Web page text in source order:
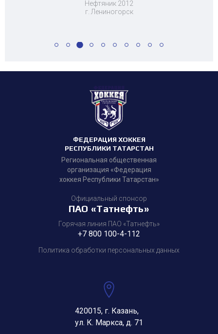
Нефтяник 2012
г. Лениногорск
ФЕДЕРАЦИЯ ХОККЕЯ
РЕСПУБЛИКИ ТАТАРСТАН
Региональная общественная
организация «Федерация
хоккея Республики Татарстан»
Официальный спонсор
ПАО «Татнефть»
Горячая линия ПАО «Татнефть»
+7 800 100-4-112
Политика обработки персональных данных
420015, г. Казань,
ул. К. Маркса, д. 71